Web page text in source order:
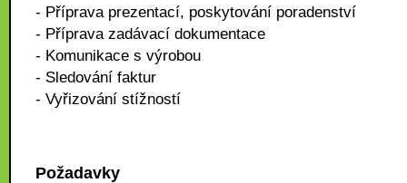
- Příprava prezentací, poskytování poradenství
- Příprava zadávací dokumentace
- Komunikace s výrobou
- Sledování faktur
- Vyřizování stížností
Požadavky